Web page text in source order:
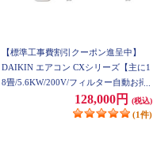
【標準工事費割引クーポン進呈中】
DAIKIN エアコン CXシリーズ【主に1
8畳/5.6KW/200V/フィルター自動お掃
除／抗ウイルスフィルター（3年間交
換不要)/高温防止モード搭載/2022年モ
128,000円 (税込)
(1件)